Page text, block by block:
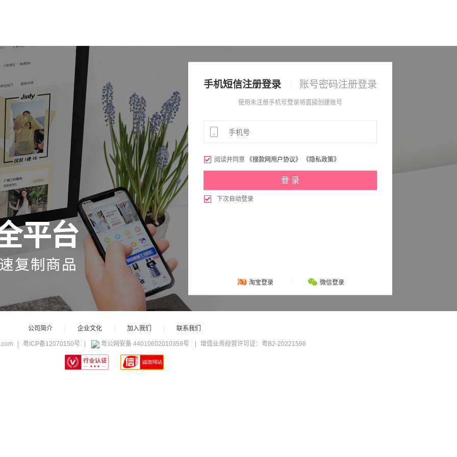
手机短信注册登录 账号密码注册登录
使用未注册手机号登录将直接创建账号
 阅读并同意 《搜款网用户协议》 《隐私政策》
 下次自动登录
淘宝登录 微信登录
公司简介 企业文化 加入我们 联系我们
粤ICP备12070150号 粤公网安备 44010602010359号 增值业务经营许可证：粤B2-20221598